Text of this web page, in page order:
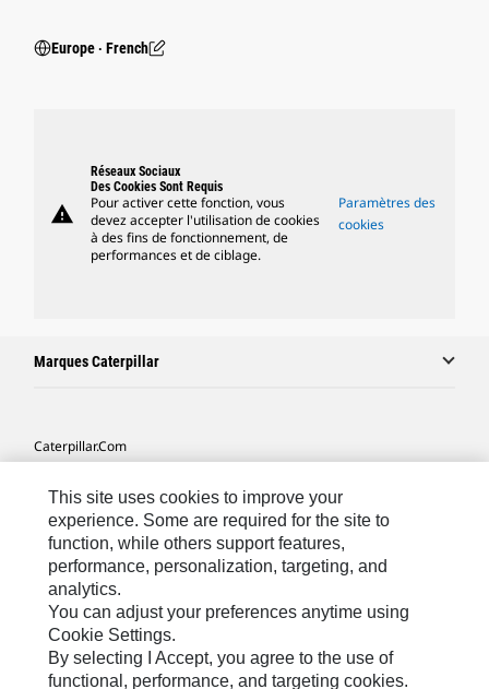
Europe ‧ French
warning
Réseaux Sociaux
Des Cookies Sont Requis
Pour activer cette fonction, vous
devez accepter l'utilisation de cookies
à des fins de fonctionnement, de
performances et de ciblage.
Paramètres des
cookies
Marques Caterpillar
Caterpillar.com
Mes Préférences Marketing
Plan Du Site
Cookie Settings
Légales
Confidentialité
This site uses cookies to improve your
experience. Some are required for the site to
function, while others support features,
performance, personalization, targeting, and
analytics.
You can adjust your preferences anytime using
Cookie Settings.
By selecting I Accept, you agree to the use of
functional, performance, and targeting cookies.